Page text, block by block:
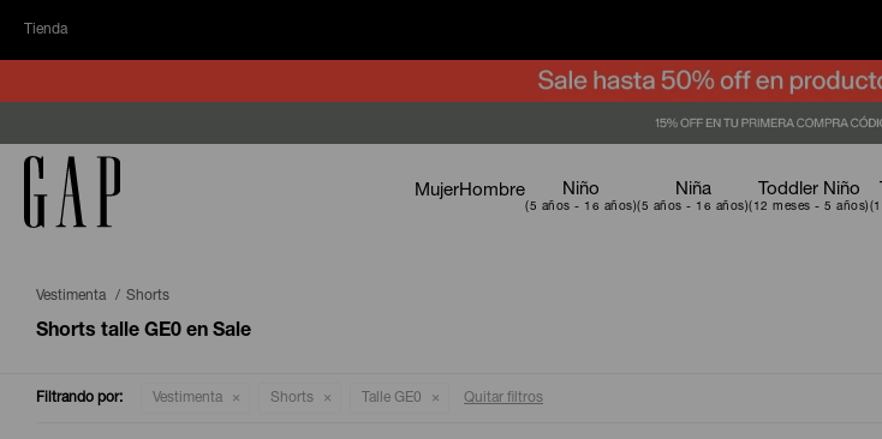
Tienda
MujerHombre Niño Niña Toddler Niño
Vestimenta Shorts
Shorts talle GE0 en Sale
Filtrando por: Vestimenta Shorts Talle GE0 Quitar filtros